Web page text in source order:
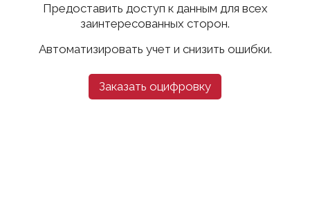
Предоставить доступ к данным для всех
заинтересованных сторон.
Автоматизировать учет и снизить ошибки.
Заказать оцифровку